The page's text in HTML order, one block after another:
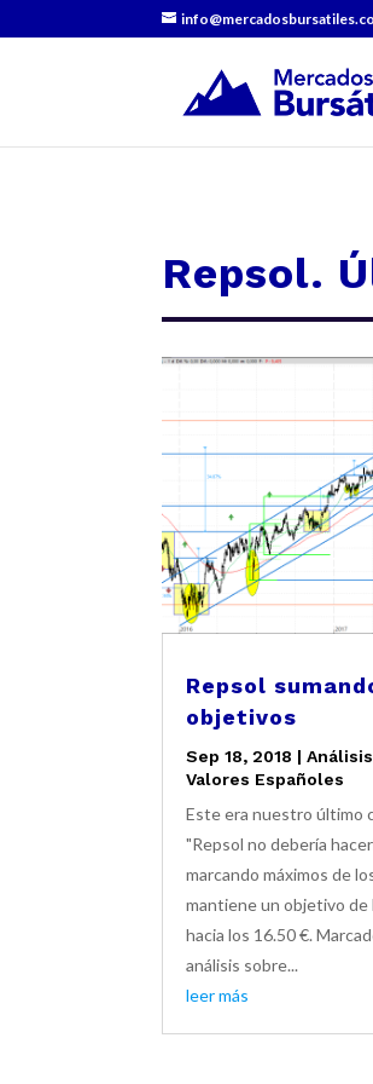
Repsol.
Repsol
objetivos
Sep 18, 2018 |
Valores Españoles
Este era nuestro último
"Repsol no debería
marcando máximos de
mantiene un objetivo de
hacia los 16.50 €.
análisis sobre...
leer más